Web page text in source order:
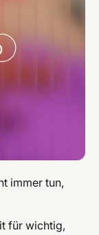
immer tun,
für wichtig,